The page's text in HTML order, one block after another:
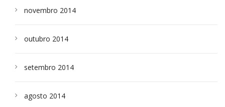
novembro 2014
outubro 2014
setembro 2014
agosto 2014